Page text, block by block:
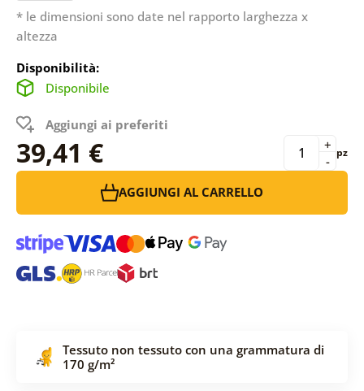
* le dimensioni sono date nel rapporto larghezza x
altezza
Disponibilità:
Disponibile
Aggiungi ai preferiti
39,41 € -
+ pz
AGGIUNGI AL CARRELLO
Tessuto non tessuto con una grammatura di
170 g/m²